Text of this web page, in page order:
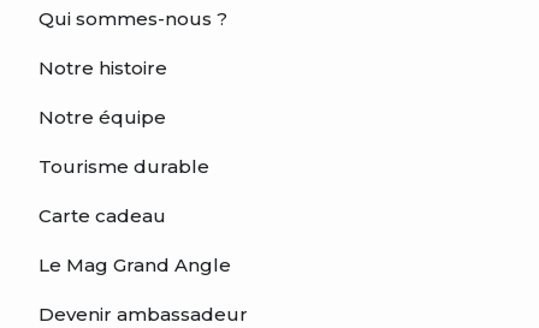
Qui sommes-nous ?
Notre histoire
Notre équipe
Tourisme durable
Carte cadeau
Le Mag Grand Angle
Devenir ambassadeur